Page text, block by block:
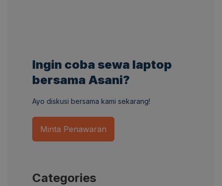
Ingin coba sewa laptop
bersama Asani?
Ayo diskusi bersama kami sekarang!
Minta Penawaran
Categories